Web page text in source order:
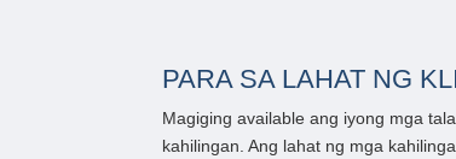
PARA SA LAHAT NG
Magiging available ang iyong mga
kahilingan. Ang lahat ng mga